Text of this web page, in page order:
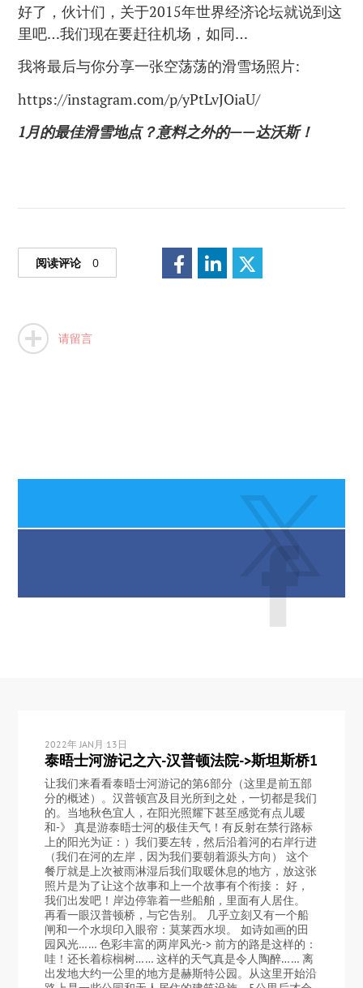
好了，伙计们，关于2015年世界经济论坛就说到这
里吧…我们现在要赶往机场，如同…
我将最后与你分享一张空荡荡的滑雪场照片:
https://instagram.com/p/yPtLvJOiaU/
1月的最佳滑雪地点？意料之外的——达沃斯！
阅读评论 0
请留言
2022年 JAN月 13日
泰晤士河游记之六-汉普顿法院->斯坦斯桥1
让我们来看看泰晤士河游记的第6部分（这里是前五部
分的概述）。汉普顿宫及目光所到之处，一切都是我们
的。当地秋色宜人，在阳光照耀下甚至感觉有点儿暖
和-》 真是游泰晤士河的极佳天气！有反射在禁行路标
上的阳光为证：）我们要左转，然后沿着河的右岸行进
（我们在河的左岸，因为我们要朝着源头方向） 这个
餐厅就是上次被雨淋湿后我们取暖休息的地方，放这张
照片是为了让这个故事和上一个故事有个衔接： 好，
我们出发吧！岸边停靠着一些船舶，里面有人居住。
再看一眼汉普顿桥，与它告别。 几乎立刻又有一个船
闸和一个水坝印入眼帘：莫莱西水坝。 如诗如画的田
园风光…… 色彩丰富的两岸风光-> 前方的路是这样的：
哇！还长着棕榈树…… 这样的天气真是令人陶醉…… 离
出发地大约一公里的地方是赫斯特公园。从这里开始沿